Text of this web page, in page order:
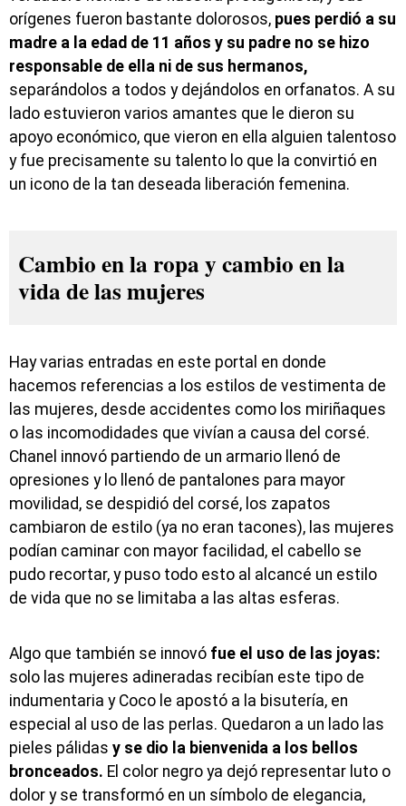
orígenes fueron bastante dolorosos, pues perdió a su
madre a la edad de 11 años y su padre no se hizo
responsable de ella ni de sus hermanos,
separándolos a todos y dejándolos en orfanatos. A su
lado estuvieron varios amantes que le dieron su
apoyo económico, que vieron en ella alguien talentoso
y fue precisamente su talento lo que la convirtió en
un icono de la tan deseada liberación femenina.
Cambio en la ropa y cambio en la
vida de las mujeres
Hay varias entradas en este portal en donde
hacemos referencias a los estilos de vestimenta de
las mujeres, desde accidentes como los miriñaques
o las incomodidades que vivían a causa del corsé.
Chanel innovó partiendo de un armario llenó de
opresiones y lo llenó de pantalones para mayor
movilidad, se despidió del corsé, los zapatos
cambiaron de estilo (ya no eran tacones), las mujeres
podían caminar con mayor facilidad, el cabello se
pudo recortar, y puso todo esto al alcancé un estilo
de vida que no se limitaba a las altas esferas.
Algo que también se innovó fue el uso de las joyas:
solo las mujeres adineradas recibían este tipo de
indumentaria y Coco le apostó a la bisutería, en
especial al uso de las perlas. Quedaron a un lado las
pieles pálidas y se dio la bienvenida a los bellos
bronceados. El color negro ya dejó representar luto o
dolor y se transformó en un símbolo de elegancia,